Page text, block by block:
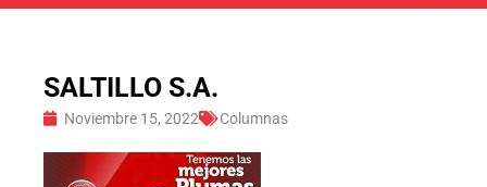
SALTILLO S.A.
Noviembre 15, 2022 Columnas